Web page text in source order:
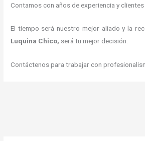
Contamos con años de experiencia y
El tiempo será nuestro mejor aliado y la
Luquina Chico, será tu mejor decisión.
Contáctenos para trabajar con